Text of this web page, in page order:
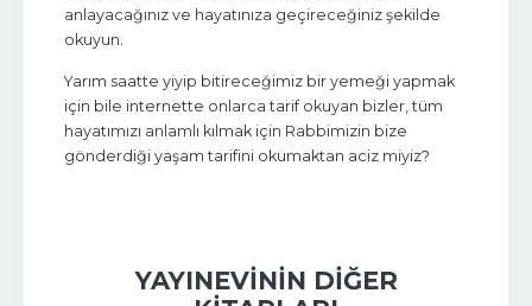
anlayacağınız ve hayatınıza geçireceğiniz şekilde
okuyun.
Yarım saatte yiyip bitireceğimiz bir yemeği yapmak
için bile internette onlarca tarif okuyan bizler, tüm
hayatımızı anlamlı kılmak için Rabbimizin bize
gönderdiği yaşam tarifini okumaktan aciz miyiz?
YAYINEVININ DIĞER